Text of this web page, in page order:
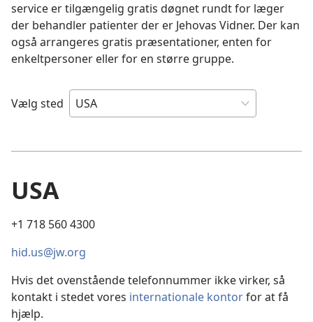
service er tilgængelig gratis døgnet rundt for læger
der behandler patienter der er Jehovas Vidner. Der kan
også arrangeres gratis præsentationer, enten for
enkeltpersoner eller for en større gruppe.
Vælg sted
USA
+1 718 560 4300
hid.us@jw.org
Hvis det ovenstående telefonnummer ikke virker, så
kontakt i stedet vores internationale kontorfor at få
hjælp.